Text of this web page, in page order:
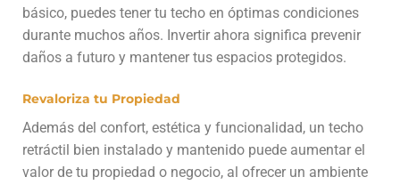
básico, puedes tener tu techo en óptimas condiciones
durante muchos años. Invertir ahora significa prevenir
daños a futuro y mantener tus espacios protegidos.
Revaloriza tu Propiedad
Además del confort, estética y funcionalidad, un techo
retráctil bien instalado y mantenido puede aumentar el
valor de tu propiedad o negocio, al ofrecer un ambiente